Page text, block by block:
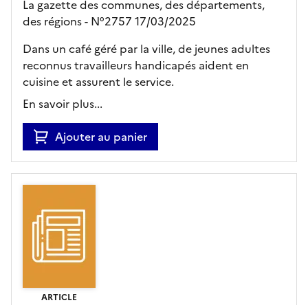
La gazette des communes, des départements,
des régions - N°2757 17/03/2025
Dans un café géré par la ville, de jeunes adultes
reconnus travailleurs handicapés aident en
cuisine et assurent le service.
En savoir plus...
Ajouter au panier
ARTICLE